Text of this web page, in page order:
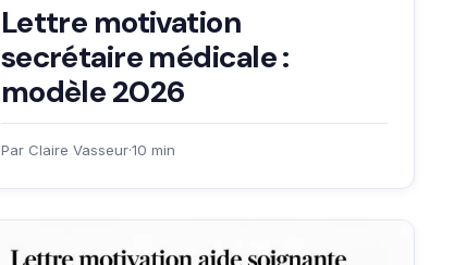
Lettre motivation
secrétaire médicale :
modèle 2026
Par Claire Vasseur·10 min